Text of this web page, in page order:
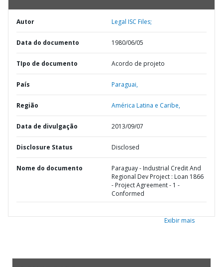
Autor Legal ISC Files;
Data do documento 1980/06/05
TIpo de documento Acordo de projeto
País Paraguai,
Região América Latina e Caribe,
Data de divulgação 2013/09/07
Disclosure Status Disclosed
Nome do documento
Paraguay - Industrial Credit And
Regional Dev Project : Loan 1866
- Project Agreement - 1 -
Conformed
Exibir mais